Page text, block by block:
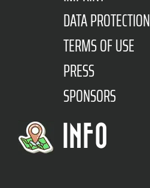
DATA PROTECTION
TERMS OF USE
PRESS
SPONSORS
INFO